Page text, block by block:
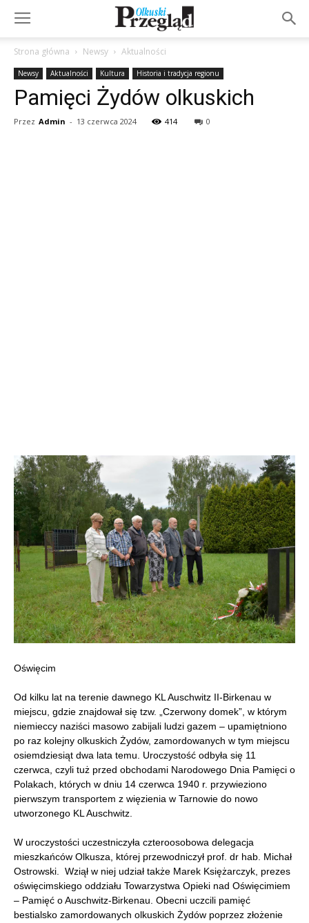
Strona główna Newsy Aktualności
Newsy Aktualności Kultura Historia i tradycja regionu
Pamięci Żydów olkuskich
Przez Admin - 13 czerwca 2024 414 0
Oświęcim
Od kilku lat na terenie dawnego KL Auschwitz II-Birkenau w
miejscu, gdzie znajdował się tzw. „Czerwony domek”, w którym
niemieccy naziści masowo zabijali ludzi gazem – upamiętniono
po raz kolejny olkuskich Żydów, zamordowanych w tym miejscu
osiemdziesiąt dwa lata temu. Uroczystość odbyła się 11
czerwca, czyli tuż przed obchodami Narodowego Dnia Pamięci o
Polakach, których w dniu 14 czerwca 1940 r. przywieziono
pierwszym transportem z więzienia w Tarnowie do nowo
utworzonego KL Auschwitz.
W uroczystości uczestniczyła czteroosobowa delegacja
mieszkańców Olkusza, której przewodniczył prof. dr hab. Michał
Ostrowski. Wziął w niej udział także Marek Księżarczyk, prezes
oświęcimskiego oddziału Towarzystwa Opieki nad Oświęcimiem
– Pamięć o Auschwitz-Birkenau. Obecni uczcili pamięć
bestialsko zamordowanych olkuskich Żydów poprzez złożenie